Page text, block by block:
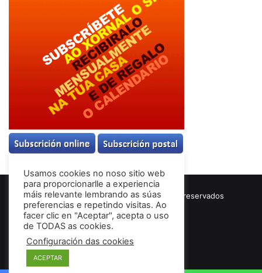
© Copyright 2026, Todos los derechos reservados
Términos & Condiciones
Usamos cookies no noso sitio web
para proporcionarlle a experiencia
máis relevante lembrando as súas
preferencias e repetindo visitas. Ao
facer clic en "Aceptar", acepta o uso
de TODAS as cookies.
Configuración das cookies
ACEPTAR